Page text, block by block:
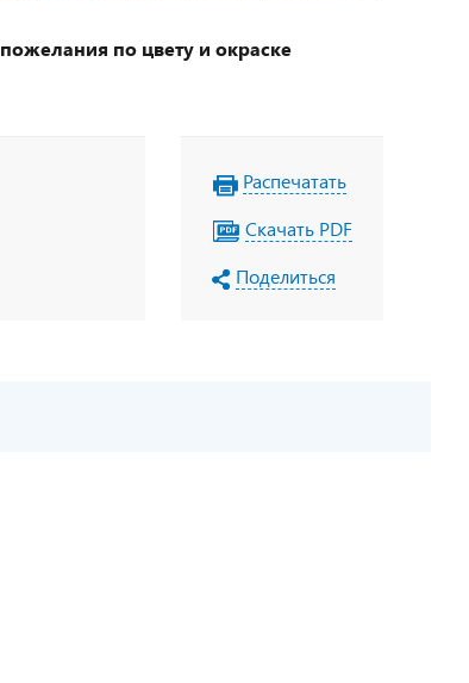
по цвету и окраске
Распечатать
Скачать PDF
Поделиться